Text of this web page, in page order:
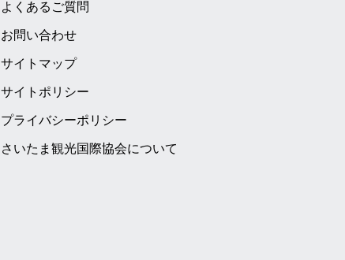
よくあるご質問
お問い合わせ
サイトマップ
サイトポリシー
プライバシーポリシー
さいたま観光国際協会について